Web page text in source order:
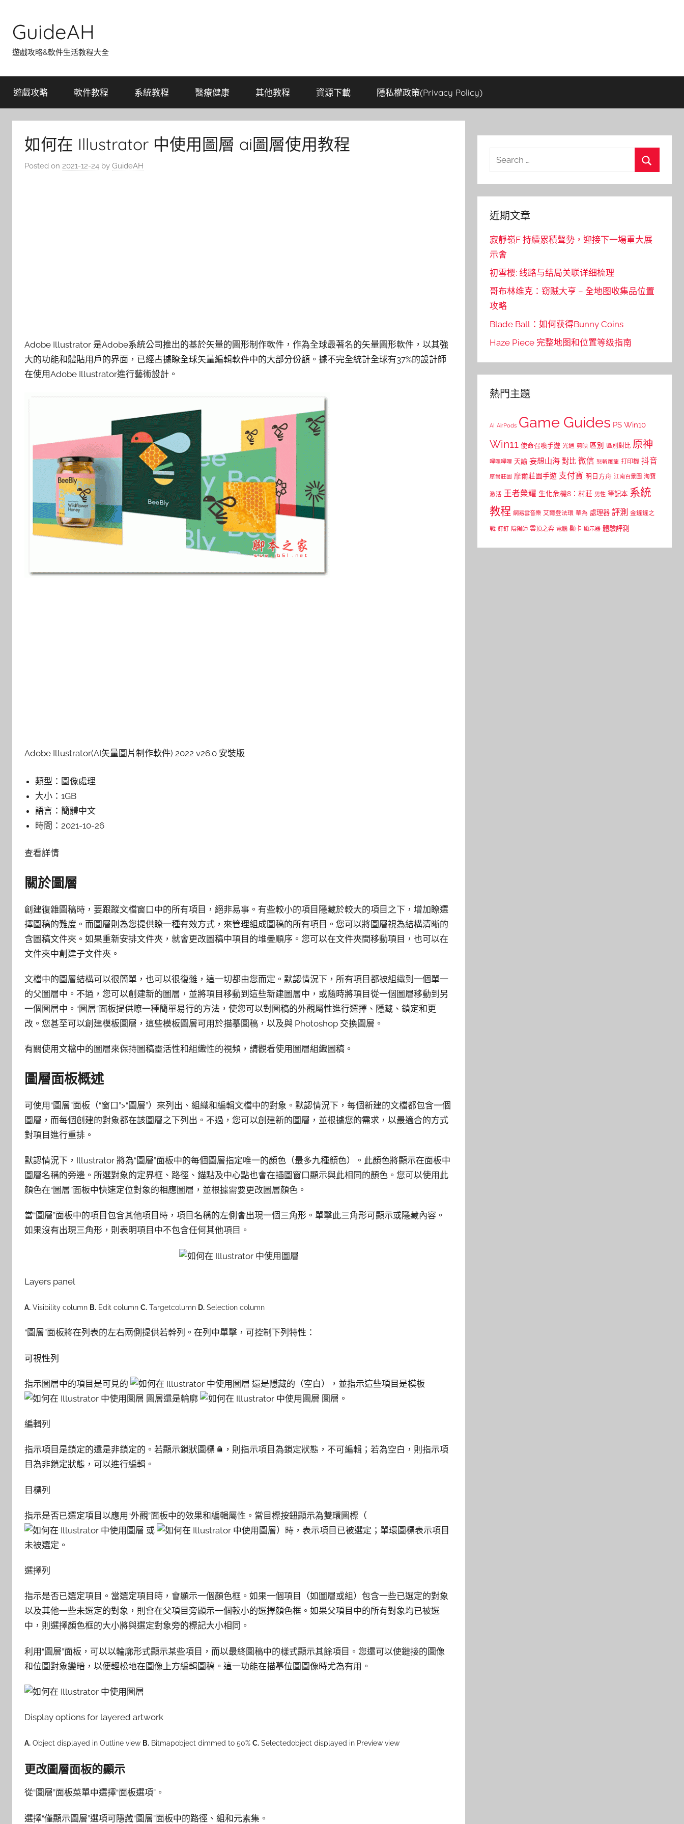
content
GuideAH
遊戲攻略&軟件生活教程大全
遊戲攻略 軟件教程 系統教程 醫療健康 其他教程 資源下載 隱私權政策(Privacy Policy)
如何在 Illustrator 中使用圖層 ai圖層使用教程
Posted on 2021-12-24 by GuideAH
Adobe Illustrator 是Adobe系統公司推出的基於矢量的圖形制作軟件，作為全球最著名的矢量圖形軟件，以其強
大的功能和體貼用戶的界面，已經占據瞭全球矢量編輯軟件中的大部分份額。據不完全統計全球有37%的設計師
在使用Adobe Illustrator進行藝術設計。
Adobe Illustrator(AI矢量圖片制作軟件) 2022 v26.0 安裝版
類型： 圖像處理
大小：1GB
語言： 簡體中文
時間： 2021-10-26
查看詳情
關於圖層
創建復雜圖稿時，要跟蹤文檔窗口中的所有項目，絕非易事。有些較小的項目隱藏於較大的項目之下，增加瞭選
擇圖稿的難度。而圖層則為您提供瞭一種有效方式，來管理組成圖稿的所有項目。您可以將圖層視為結構清晰的
含圖稿文件夾。如果重新安排文件夾，就會更改圖稿中項目的堆疊順序。您可以在文件夾間移動項目，也可以在
文件夾中創建子文件夾。
文檔中的圖層結構可以很簡單，也可以很復雜，這一切都由您而定。默認情況下，所有項目都被組織到一個單一
的父圖層中。不過，您可以創建新的圖層，並將項目移動到這些新建圖層中，或隨時將項目從一個圖層移動到另
一個圖層中。“圖層”面板提供瞭一種簡單易行的方法，使您可以對圖稿的外觀屬性進行選擇、隱藏、鎖定和更
改。您甚至可以創建模板圖層，這些模板圖層可用於描摹圖稿，以及與 Photoshop 交換圖層。
有關使用文檔中的圖層來保持圖稿靈活性和組織性的視頻，請觀看使用圖層組織圖稿。
圖層面板概述
可使用“圖層”面板（“窗口”>“圖層”）來列出、組織和編輯文檔中的對象。默認情況下，每個新建的文檔都包含一個
圖層，而每個創建的對象都在該圖層之下列出。不過，您可以創建新的圖層，並根據您的需求，以最適合的方式
對項目進行重排。
默認情況下，Illustrator 將為“圖層”面板中的每個圖層指定唯一的顏色（最多九種顏色）。此顏色將顯示在面板中
圖層名稱的旁邊。所選對象的定界框、路徑、錨點及中心點也會在插圖窗口顯示與此相同的顏色。您可以使用此
顏色在“圖層”面板中快速定位對象的相應圖層，並根據需要更改圖層顏色。
當“圖層”面板中的項目包含其他項目時，項目名稱的左側會出現一個三角形。單擊此三角形可顯示或隱藏內容。
如果沒有出現三角形，則表明項目中不包含任何其他項目。
Layers panel
A. Visibility column B. Edit column C. Targetcolumn D. Selection column
“圖層”面板將在列表的左右兩側提供若幹列。在列中單擊，可控制下列特性：
可視性列
指示圖層中的項目是可見的
還是隱藏的（空白），並指示這些項目是模板
圖層還是輪廓
圖層。
編輯列
指示項目是鎖定的還是非鎖定的。若顯示鎖狀圖標
，則指示項目為鎖定狀態，不可編輯；若為空白，則指示項
目為非鎖定狀態，可以進行編輯。
目標列
指示是否已選定項目以應用“外觀”面板中的效果和編輯屬性。當目標按鈕顯示為雙環圖標（
或
）時，表示項目已被選定；單環圖標表示項目
未被選定。
選擇列
指示是否已選定項目。當選定項目時，會顯示一個顏色框。如果一個項目（如圖層或組）包含一些已選定的對象
以及其他一些未選定的對象，則會在父項目旁顯示一個較小的選擇顏色框。如果父項目中的所有對象均已被選
中，則選擇顏色框的大小將與選定對象旁的標記大小相同。
利用“圖層”面板，可以以輪廓形式顯示某些項目，而以最終圖稿中的樣式顯示其餘項目。您還可以使鏈接的圖像
和位圖對象變暗，以便輕松地在圖像上方編輯圖稿。這一功能在描摹位圖圖像時尤為有用。
Display options for layered artwork
A. Object displayed in Outline view B. Bitmapobject dimmed to 50% C. Selectedobject displayed in Preview view
更改圖層面板的顯示
從“圖層”面板菜單中選擇“面板選項”。
選擇“僅顯示圖層”選項可隱藏“圖層”面板中的路徑、組和元素集。
Search
近期文章
寂靜嶺F 持續累積聲勢，迎接下一場重大展
示會
初雪樱: 线路与结局关联详细梳理
哥布林维克：窃贼大亨 – 全地图收集品位置
攻略
Blade Ball：如何获得Bunny Coins
Haze Piece 完整地图和位置等级指南
熱門主題
AI AirPods Game Guides PS Win10
Win11 使命召喚手遊 光遇 剪映 區別 區別對比 原神
嗶哩嗶哩 天諭 妄想山海 對比 微信 怒斬屠龍 打印機 抖音
摩爾莊園 摩爾莊園手遊 支付寶 明日方舟 江南百景圖 淘寶
激活 王者榮耀 生化危機8：村莊 男性 筆記本 系統
教程 網易雲音樂 艾爾登法環 華為 處理器 評測 金鏟鏟之
戰 釘釘 陰陽師 雲頂之弈 電腦 顯卡 顯示器 體驗評測